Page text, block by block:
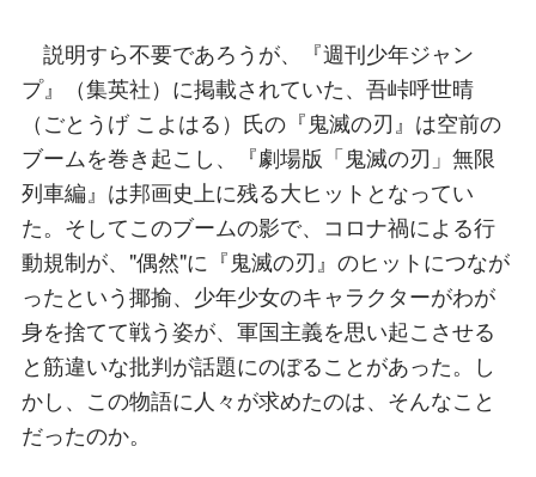
説明すら不要であろうが、『週刊少年ジャン
プ』（集英社）に掲載されていた、吾峠呼世晴
（ごとうげ こよはる）氏の『鬼滅の刃』は空前の
ブームを巻き起こし、『劇場版「鬼滅の刃」無限
列車編』は邦画史上に残る大ヒットとなってい
た。そしてこのブームの影で、コロナ禍による行
動規制が、"偶然"に『鬼滅の刃』のヒットにつなが
ったという揶揄、少年少女のキャラクターがわが
身を捨てて戦う姿が、軍国主義を思い起こさせる
と筋違いな批判が話題にのぼることがあった。し
かし、この物語に人々が求めたのは、そんなこと
だったのか。